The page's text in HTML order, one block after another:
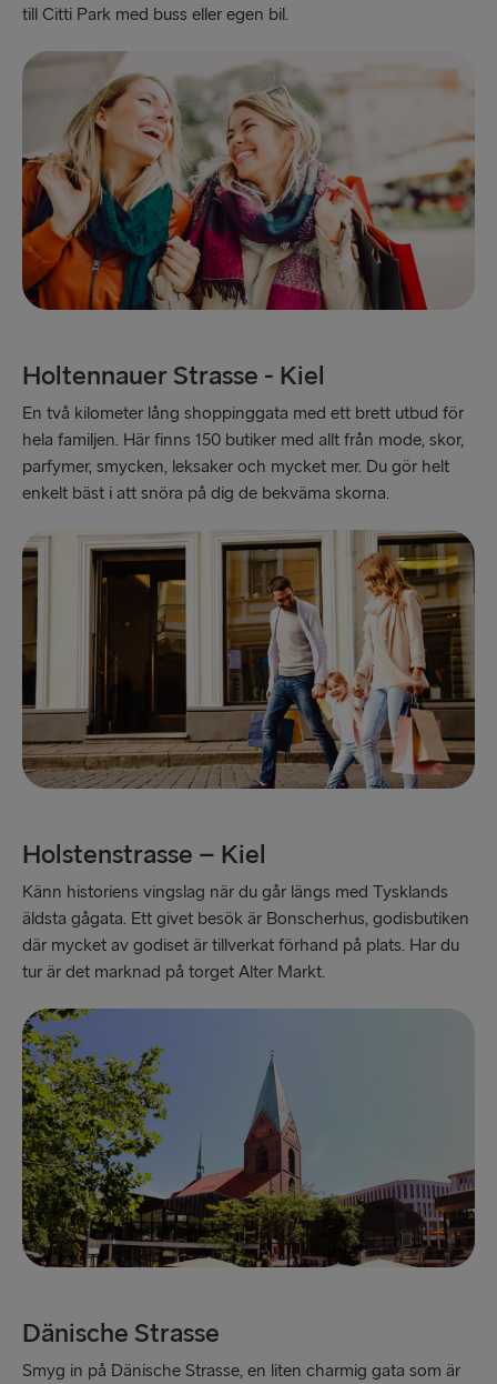
till Citti Park med buss eller egen bil.
Holtennauer Strasse - Kiel
En två kilometer lång shoppinggata med ett brett utbud för
hela familjen. Här finns 150 butiker med allt från mode, skor,
parfymer, smycken, leksaker och mycket mer. Du gör helt
enkelt bäst i att snöra på dig de bekväma skorna.
Holstenstrasse – Kiel
Känn historiens vingslag när du går längs med Tysklands
äldsta gågata. Ett givet besök är Bonscherhus, godisbutiken
där mycket av godiset är tillverkat förhand på plats. Har du
tur är det marknad på torget Alter Markt.
Dänische Strasse
Smyg in på Dänische Strasse, en liten charmig gata som är